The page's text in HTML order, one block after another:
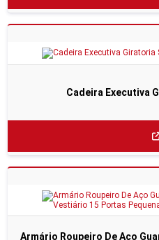
Cadeira Executiva
Armário Roupeiro De Aço